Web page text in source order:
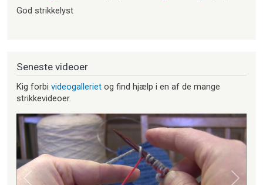
God strikkelyst
Seneste videoer
Kig forbi videogalleriet og find hjælp i en af de mange
strikkevideoer.